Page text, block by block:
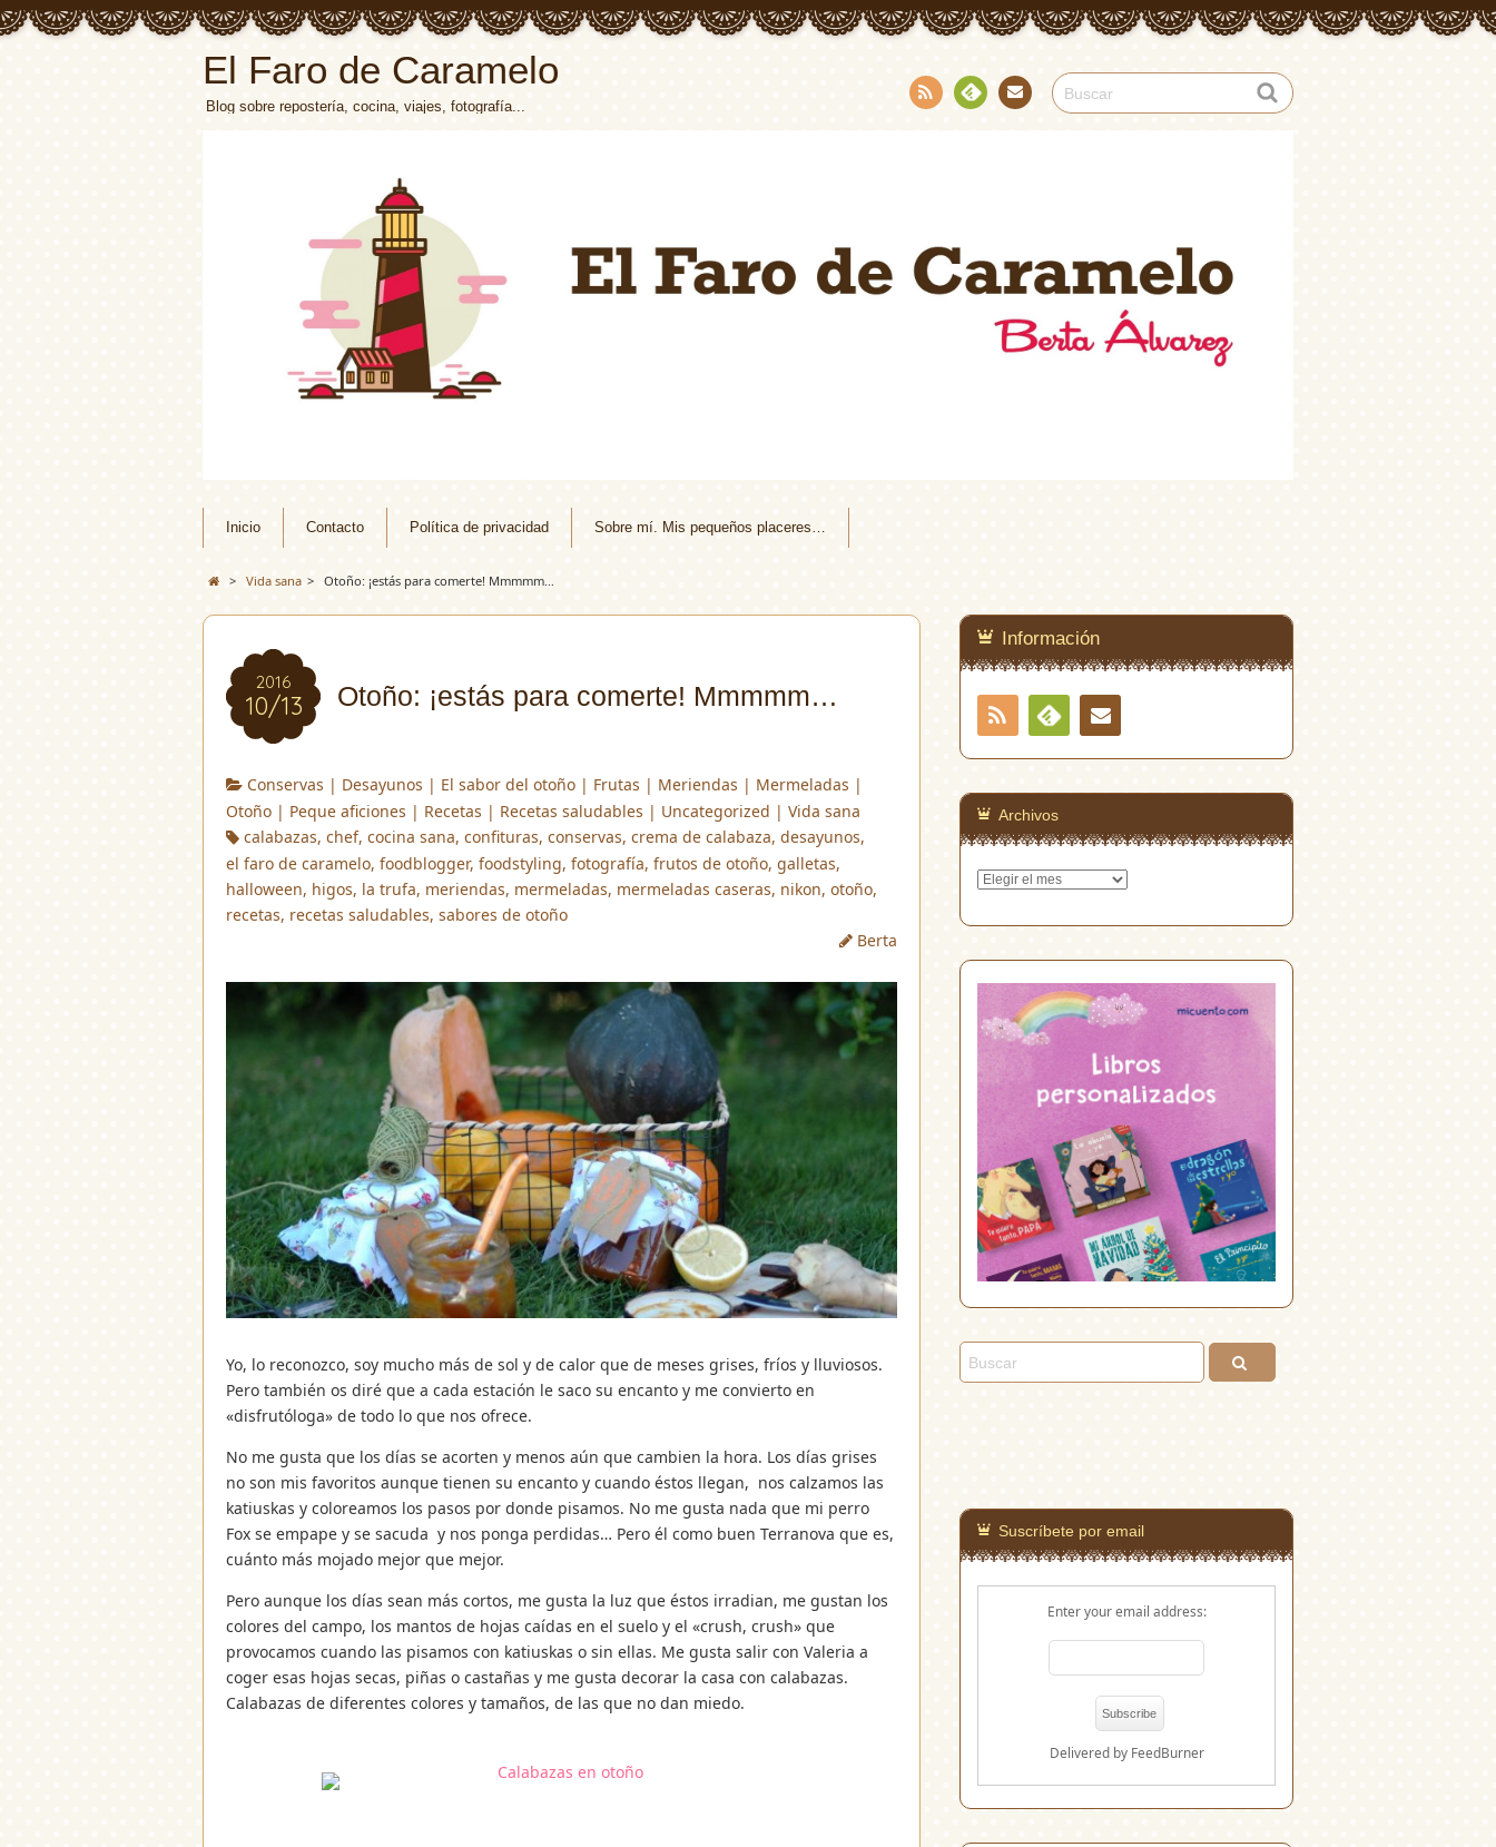
El Faro de Caramelo
Blog sobre repostería, cocina, viajes, fotografía...
Inicio Contacto Política de privacidad Sobre mí. Mis pequeños placeres…
> Vida sana > Otoño: ¡estás para comerte! Mmmmm…
2016
10/13 Otoño: ¡estás para comerte! Mmmmm…
Conservas | Desayunos | El sabor del otoño | Frutas | Meriendas | Mermeladas |
Otoño | Peque aficiones | Recetas | Recetas saludables | Uncategorized | Vida sana
calabazas,chef,cocina sana,confituras,conservas,crema de calabaza,desayunos,
el faro de caramelo, foodblogger, foodstyling, fotografía, frutos de otoño, galletas,
halloween, higos, la trufa, meriendas, mermeladas, mermeladas caseras, nikon, otoño,
recetas, recetas saludables, sabores de otoño
Berta
Yo, lo reconozco, soy mucho más de sol y de calor que de meses grises, fríos y lluviosos.
Pero también os diré que a cada estación le saco su encanto y me convierto en
«disfrutóloga» de todo lo que nos ofrece.
No me gusta que los días se acorten y menos aún que cambien la hora. Los días grises
no son mis favoritos aunque tienen su encanto y cuando éstos llegan, nos calzamos las
katiuskas y coloreamos los pasos por donde pisamos. No me gusta nada que mi perro
Fox se empape y se sacuda y nos ponga perdidas… Pero él como buen Terranova que es,
cuánto más mojado mejor que mejor.
Pero aunque los días sean más cortos, me gusta la luz que éstos irradian, me gustan los
colores del campo, los mantos de hojas caídas en el suelo y el «crush, crush» que
provocamos cuando las pisamos con katiuskas o sin ellas. Me gusta salir con Valeria a
coger esas hojas secas, piñas o castañas y me gusta decorar la casa con calabazas.
Calabazas de diferentes colores y tamaños, de las que no dan miedo.
Información
RSS
Feedly
Archivos
Archivos
Suscríbete por email
Enter your email address:
Delivered by FeedBurner